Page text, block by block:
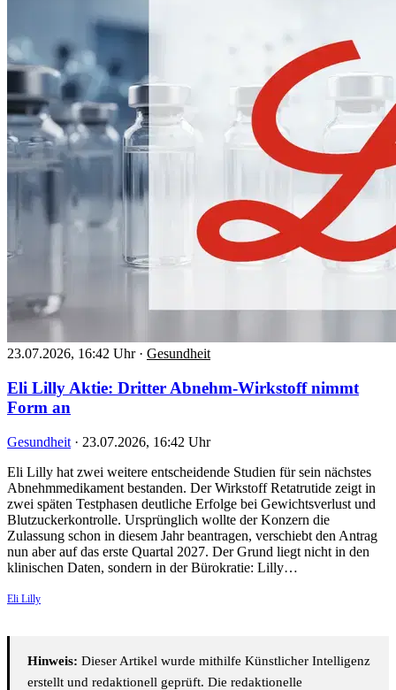
23.07.2026, 16:42 Uhr · Gesundheit
Eli Lilly Aktie: Dritter Abnehm-Wirkstoff nimmt
Form an
Gesundheit · 23.07.2026, 16:42 Uhr
Eli Lilly hat zwei weitere entscheidende Studien für sein nächstes
Abnehmmedikament bestanden. Der Wirkstoff Retatrutide zeigt in
zwei späten Testphasen deutliche Erfolge bei Gewichtsverlust und
Blutzuckerkontrolle. Ursprünglich wollte der Konzern die
Zulassung schon in diesem Jahr beantragen, verschiebt den Antrag
nun aber auf das erste Quartal 2027. Der Grund liegt nicht in den
klinischen Daten, sondern in der Bürokratie: Lilly…
Eli Lilly
Hinweis: Dieser Artikel wurde mithilfe Künstlicher Intelligenz
erstellt und redaktionell geprüft. Die redaktionelle